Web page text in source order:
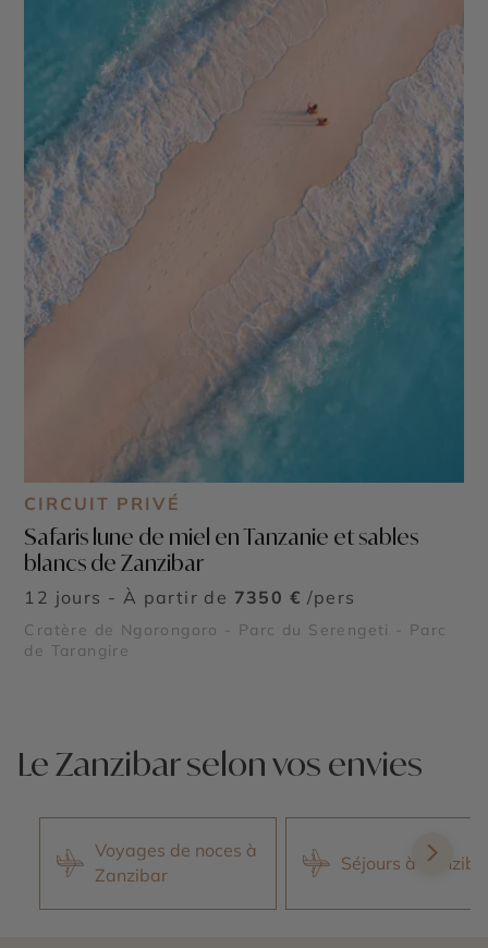
CIRCUIT PRIVÉ
Safaris lune de miel en Tanzanie et sables
blancs de Zanzibar
12 jours - À partir de 7350 € /pers
Cratère de Ngorongoro - Parc du Serengeti - Parc
de Tarangire
Le Zanzibar selon vos envies
Voyages de noces à
Zanzibar
Séjours à